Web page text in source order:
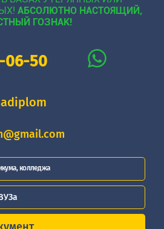
АБСОЛЮТНО НАСТОЯЩИЙ,
ГОЗНАК!
06-50
колледжа